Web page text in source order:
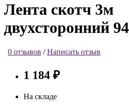
Лента скотч 3м
двухсторонний
0 отзывов /Написать отзыв
1 184 ₽
На складе